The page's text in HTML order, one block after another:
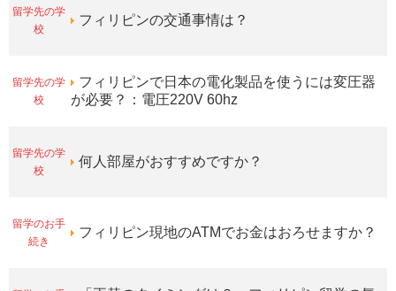
留学先の学
校
フィリピンの交通事情は？
留学先の学
校
フィリピンで日本の電化製品を使うには変圧器
が必要？：電圧220V 60hz
留学先の学
校
何人部屋がおすすめですか？
留学のお手
続き
フィリピン現地のATMでお金はおろせますか？